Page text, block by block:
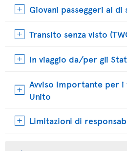
Giovani passeggeri al di
Transito senza visto
In viaggio da/per gli
Avviso importante per i
Unito
Limitazioni di